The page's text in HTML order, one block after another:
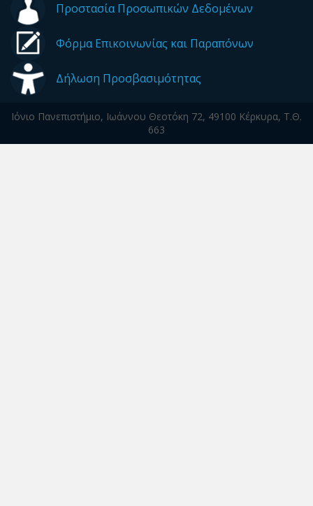
Προστασία Προσωπικών Δεδομένων
Φόρμα Επικοινωνίας και Παραπόνων
Δήλωση Προσβασιμότητας
Ιόνιο Πανεπιστήμιο, Ιωάννου Θεοτόκη 72, 49100 Κέρκυρα, Τ.Θ.
663